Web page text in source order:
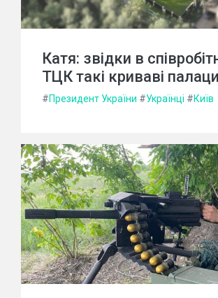
Катя: звідки в
ТЦК такі криваві
#Президент України #Українці #Київ